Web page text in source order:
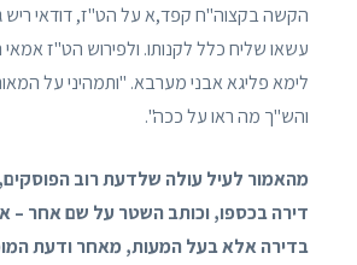
הקשה בקצוה"ח קפד,א על הט"ז, דודאי ריש
עשאו שליח כלל לקנותו. ולפירוש הט"ז
לימא פליגא אבני מערבא. "ותמהיני על
והש"ך מה ראו על ככה".
מהאמור לעיל עולה שלדעת רוב
דירה בכספו, וכותב השטר על שם אחר –
בדירה אלא בעל המעות, מאחר ודעת